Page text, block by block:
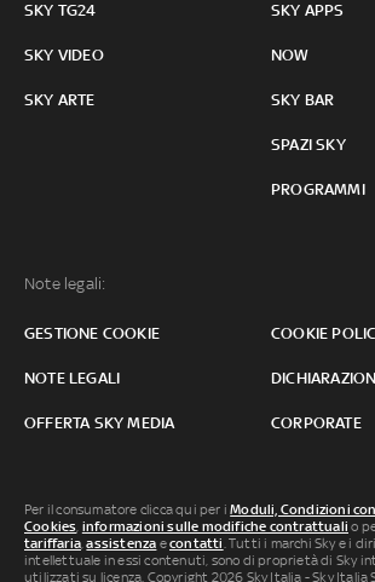
SKY TG24
SKY VIDEO
SKY ARTE
SKY APPS
NOW
SKY BAR
SPAZI SKY
PROGRAMMI
Note legali:
GESTIONE COOKIE COOKIE
NOTE LEGALI
OFFERTA SKY MEDIA CORPORATE
Per il consumatore clicca qui per iModuli, Condizioni
Cookies, informazioni sulle modifiche contrattuali o
tariffaria,assistenza econtatti. Tutti i marchi Sky e i
intellettuale in essi contenuti, sono di proprietà di Sky
utilizzati su licenza. Copyright 2026 Sky Italia - Sky Italia